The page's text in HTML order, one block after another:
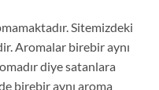
Sitemizdeki
Aromalar birebir aynı
diye satanlara
birebir aynı aroma